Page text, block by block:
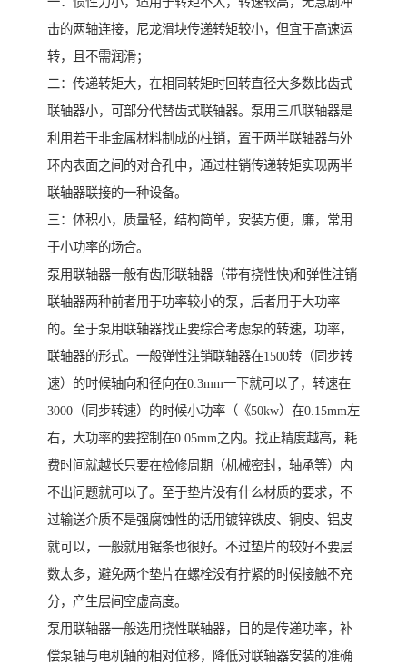
击的两轴连接，尼龙滑块传递转矩较小，但宜于高速运
转，且不需润滑；
二：传递转矩大，在相同转矩时回转直径大多数比齿式
联轴器小，可部分代替齿式联轴器。泵用三爪联轴器是
利用若干非金属材料制成的柱销，置于两半联轴器与外
环内表面之间的对合孔中，通过柱销传递转矩实现两半
联轴器联接的一种设备。
三：体积小，质量轻，结构简单，安装方便，廉，常用
于小功率的场合。
泵用联轴器一般有齿形联轴器（带有挠性快)和弹性注销
联轴器两种前者用于功率较小的泵，后者用于大功率
的。至于泵用联轴器找正要综合考虑泵的转速，功率，
联轴器的形式。一般弹性注销联轴器在1500转（同步转
速）的时候轴向和径向在0.3mm一下就可以了，转速在
3000（同步转速）的时候小功率（《50kw）在0.15mm左
右，大功率的要控制在0.05mm之内。找正精度越高，耗
费时间就越长只要在检修周期（机械密封，轴承等）内
不出问题就可以了。至于垫片没有什么材质的要求，不
过输送介质不是强腐蚀性的话用镀锌铁皮、铜皮、铝皮
就可以，一般就用锯条也很好。不过垫片的较好不要层
数太多，避免两个垫片在螺栓没有拧紧的时候接触不充
分，产生层间空虚高度。
泵用联轴器一般选用挠性联轴器，目的是传递功率，补
偿泵轴与电机轴的相对位移，降低对联轴器安装的准确